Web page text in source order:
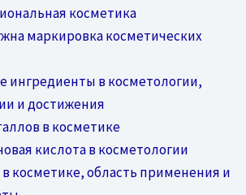
косметика
маркировка косметических
ингредиенты в косметологии,
и достижения
в косметике
кислота в косметологии
косметике, область применения и